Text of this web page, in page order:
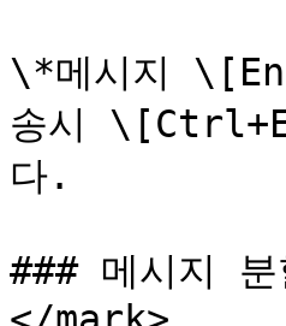
\*메시지
송시
다.
### 메시지